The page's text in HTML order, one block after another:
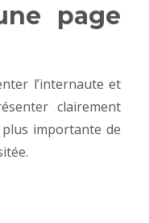
page
l’internaute et
clairement
plus importante de